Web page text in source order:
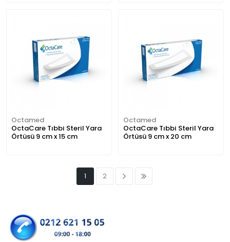
Octamed
OctaCare Tıbbi Steril Yara
Örtüsü 9 cm x 15 cm
Octamed
OctaCare Tıbbi Steril Yara
Örtüsü 9 cm x 20 cm
1 2